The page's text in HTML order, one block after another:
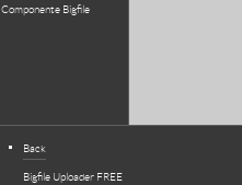
Componente Bigfile
Back
Bigfile Uploader FREE